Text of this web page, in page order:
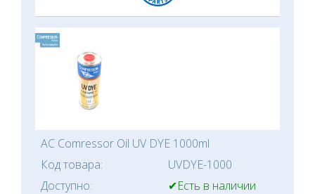
AC Comressor Oil UV DYE 1000ml
Код товара:
UVDYE-1000
Доступно:
✔Есть в наличии